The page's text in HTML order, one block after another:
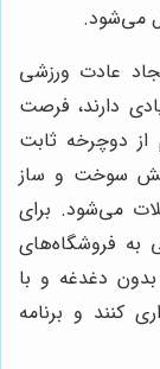
می‌شود.
عادت ورزشی
دارند، فرصت
از دوچرخه ثابت
سوخت و ساز
می‌شود. برای
به فروشگاه‌های
دغدغه و با
کنند و برنامه